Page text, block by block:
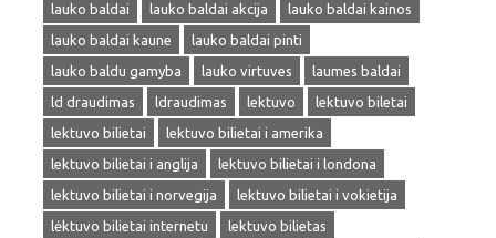
lauko baldai
lauko baldai akcija
lauko baldai kainos
lauko baldai kaune
lauko baldai pinti
lauko baldu gamyba
lauko virtuves
laumes baldai
ld draudimas
ldraudimas lektuvo
lektuvo biletai
lektuvo bilietai
lektuvo bilietai i amerika
lektuvo bilietai i anglija
lektuvo bilietai i londona
lektuvo bilietai i norvegija
lektuvo bilietai i vokietija
lėktuvo bilietai internetu
lektuvo bilietas